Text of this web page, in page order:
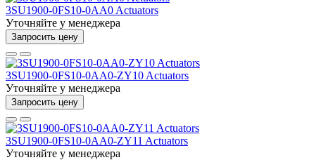
3SU1900-0FS10-0AA0 Actuators
Уточняйте у менеджера
Запросить цену
3SU1900-0FS10-0AA0-ZY10 Actuators
Уточняйте у менеджера
Запросить цену
3SU1900-0FS10-0AA0-ZY11 Actuators
Уточняйте у менеджера